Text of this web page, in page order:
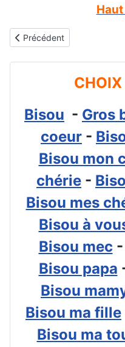
Article précédent : Gifs
Précédent
Bisou - Gros
coeur -
Bisou mon
chérie -
Bisou mes
Bisou à
Bisou mec -
Bisou papa
Bisou
Bisou ma fille
Bisou ma